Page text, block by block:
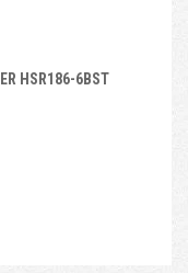
HSR186-6BST